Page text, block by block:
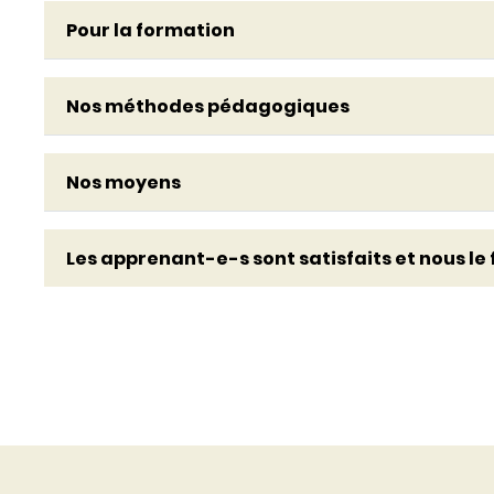
Pour la formation
Nos méthodes pédagogiques
Nos moyens
Les apprenant-e-s sont satisfaits et nous le